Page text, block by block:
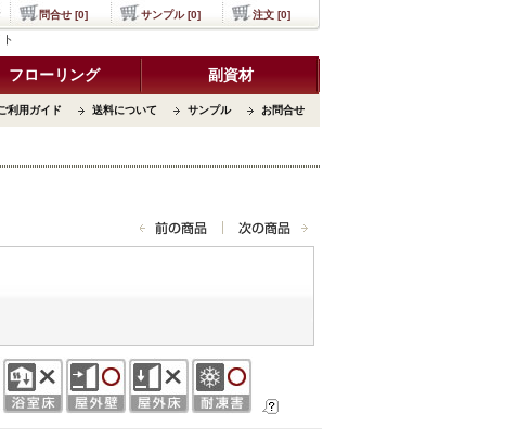
フローリング 副資材
利用ガイド 送料について サンプル お問合せ
問合せ [0] サンプル [0] 注文 [0]